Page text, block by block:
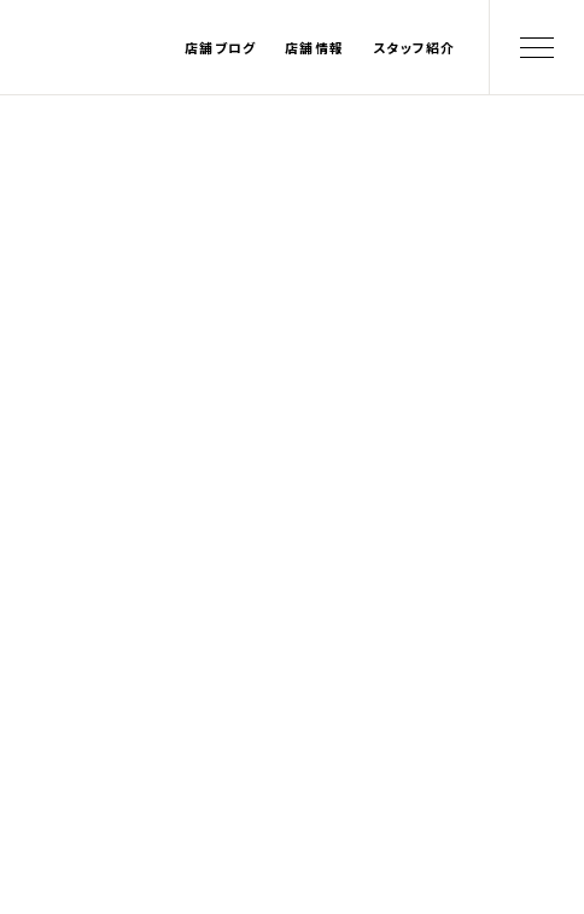
店舗ブログ 店舗情報 スタッフ紹介